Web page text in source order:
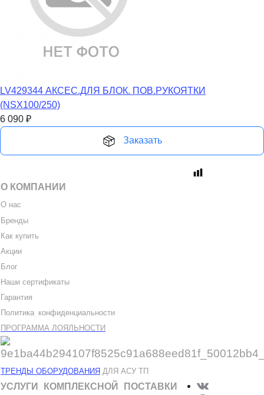
LV429344 АКСЕС.ДЛЯ БЛОК. ПОВ.РУКОЯТКИ
(NSX100/250)
6 090 ₽
Заказать
О КОМПАНИИ
О нас
Бренды
Как купить
Акции
Блог
Наши сертификаты
Гарантия
Политика конфиденциальности
ПРОГРАММА ЛОЯЛЬНОСТИ
ТРЕНДЫ ОБОРУДОВАНИЯ ДЛЯ АСУ ТП
УСЛУГИ КОМПЛЕКСНОЙ ПОСТАВКИ